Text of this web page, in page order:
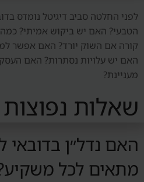
לפני החלטה סביב דיגיטל נומדס
הטבעי? האם יש ביקוש אמיתי?
קורה אם השוק יורד? האם אפשר
האם יש עלויות נסתרות? האם
מעניינת?
שאלות נפוצות
האם נדל״ן בדובאי
מתאים לכל